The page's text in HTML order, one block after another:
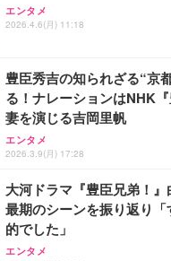
エンタメ
2026.4.6(月) 11:18
豊臣秀吉の知られざる“京
る！ナレーションはNHK
妻を演じる吉岡里帆
エンタメ
2026.3.9(月) 17:28
大河ドラマ『豊臣兄弟！
最期のシーンを振り返り
的でした」
エンタメ